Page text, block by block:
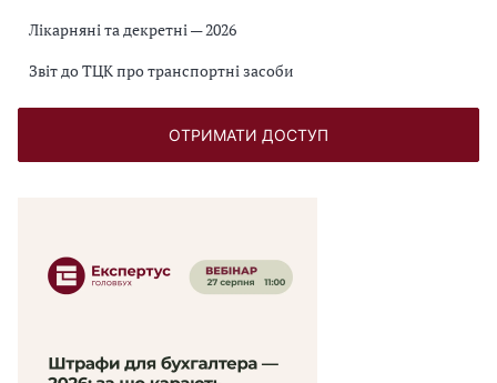
Лікарняні та декретні — 2026
Звіт до ТЦК про транспортні засоби
ОТРИМАТИ ДОСТУП